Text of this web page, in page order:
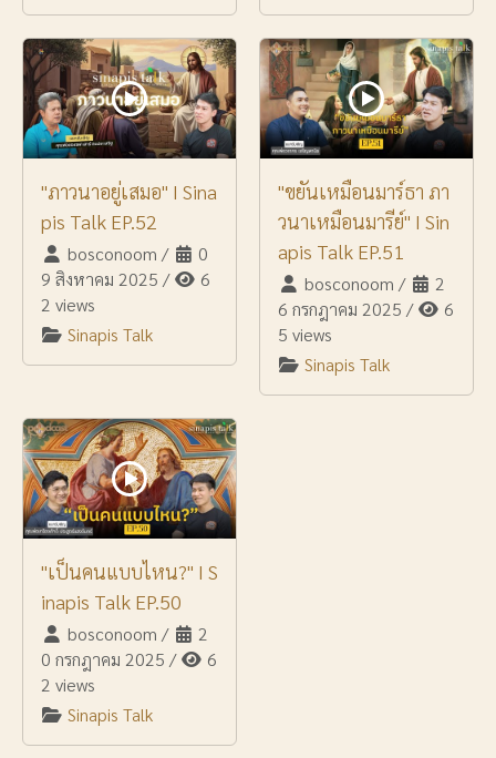
"ภาวนาอยู่เสมอ" I Sina
pis Talk EP.52
bosconoom /
0
9 สิงหาคม 2025 /
6
2 views
Sinapis Talk
"ขยันเหมือนมาร์ธา ภา
วนาเหมือนมารีย์" I Sin
apis Talk EP.51
bosconoom /
2
6 กรกฎาคม 2025 /
6
5 views
Sinapis Talk
"เป็นคนแบบไหน?" I S
inapis Talk EP.50
bosconoom /
2
0 กรกฎาคม 2025 /
6
2 views
Sinapis Talk